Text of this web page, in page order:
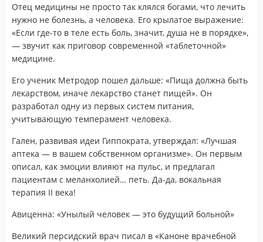
Отец медицины не просто так клялся богами, что лечить
нужно не болезнь, а человека. Его крылатое выражение:
«Если где-то в теле есть боль, значит, душа не в порядке»,
— звучит как приговор современной «таблеточной»
медицине.
Его ученик Метродор пошел дальше: «Пища должна быть
лекарством, иначе лекарство станет пищей». Он
разработал одну из первых систем питания,
учитывающую темперамент человека.
Гален, развивая идеи Гиппократа, утверждал: «Лучшая
аптека — в вашем собственном организме». Он первым
описал, как эмоции влияют на пульс, и предлагал
пациентам с меланхолией… петь. Да-да, вокальная
терапия II века!
Авиценна: «Унылый человек — это будущий больной»
Великий персидский врач писал в «Каноне врачебной